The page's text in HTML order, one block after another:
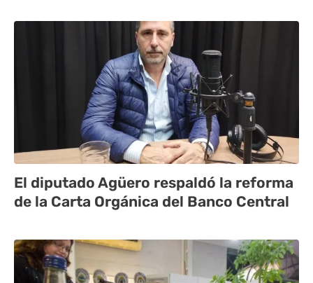
El diputado Agüero respaldó la reforma
de la Carta Orgánica del Banco Central